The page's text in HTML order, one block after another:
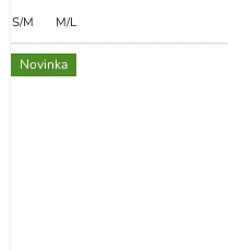
S/M M/L
Novinka